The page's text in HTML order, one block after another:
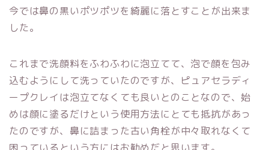
今では鼻の黒いポツポツを綺麗に落とすことが出来ま
した。
これまで洗顔料をふわふわに泡立てて、泡で顔を包み
込むようにして洗っていたのですが、ピュアセラディ
ープクレイは泡立てなくても良いとのことなので、始
めは顔に塗るだけという使用方法にとても抵抗があっ
たのですが、鼻に詰まった古い角栓が中々取れなくて